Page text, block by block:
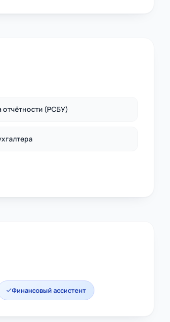
отчётности (РСБУ)
Финансовый ассистент